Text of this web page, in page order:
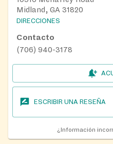
Midland, GA 31820
DIRECCIONES
Contacto
(706) 940-3178
ESCRIBIR UNA RESEÑA
¿Información